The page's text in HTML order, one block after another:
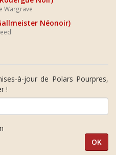
Wargrave
Néonoir)
à-jour de Polars Pourpres,
!